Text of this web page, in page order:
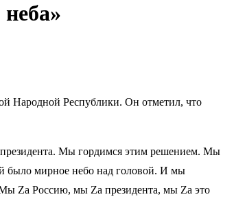
Народной Республики. Он отметил, что
президента. Мы гордимся этим решением. Мы
было мирное небо над головой. И мы
Zа Россию, мы Zа президента, мы Zа это